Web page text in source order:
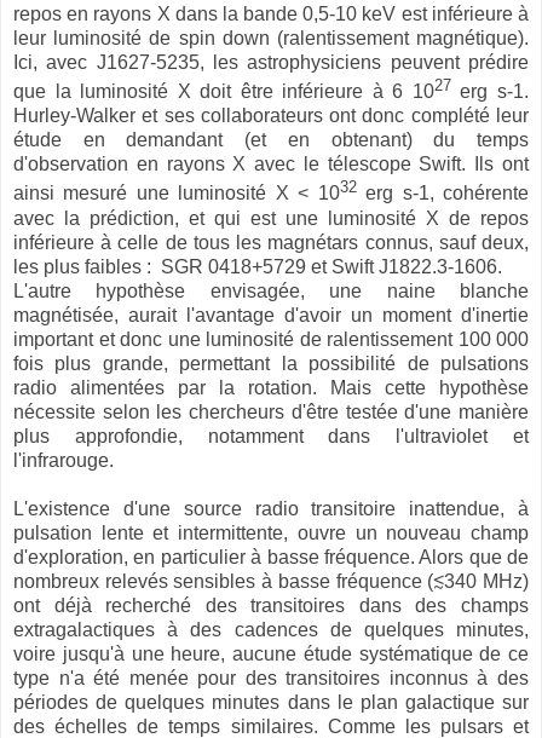
repos en rayons X dans la bande 0,5-10 keV est inférieure à
leur luminosité de spin down (ralentissement magnétique).
Ici, avec J1627-5235, les astrophysiciens peuvent prédire
que la luminosité X doit être inférieure à 6 1027 erg s-1.
Hurley-Walker et ses collaborateurs ont donc complété leur
étude en demandant (et en obtenant) du temps
d'observation en rayons X avec le télescope Swift. Ils ont
ainsi mesuré une luminosité X < 1032erg s-1, cohérente
avec la prédiction, et qui est une luminosité X de repos
inférieure à celle de tous les magnétars connus, sauf deux,
les plus faibles : SGR 0418+5729 et Swift J1822.3-1606.
L'autre hypothèse envisagée, une naine blanche
magnétisée, aurait l'avantage d'avoir un moment d'inertie
important et donc une luminosité de ralentissement 100 000
fois plus grande, permettant la possibilité de pulsations
radio alimentées par la rotation. Mais cette hypothèse
nécessite selon les chercheurs d'être testée d'une manière
plus approfondie, notamment dans l'ultraviolet et
l'infrarouge.
L'existence d'une source radio transitoire inattendue, à
pulsation lente et intermittente, ouvre un nouveau champ
d'exploration, en particulier à basse fréquence. Alors que de
nombreux relevés sensibles à basse fréquence (≲340 MHz)
ont déjà recherché des transitoires dans des champs
extragalactiques à des cadences de quelques minutes,
voire jusqu'à une heure, aucune étude systématique de ce
type n'a été menée pour des transitoires inconnus à des
périodes de quelques minutes dans le plan galactique sur
des échelles de temps similaires. Comme les pulsars et